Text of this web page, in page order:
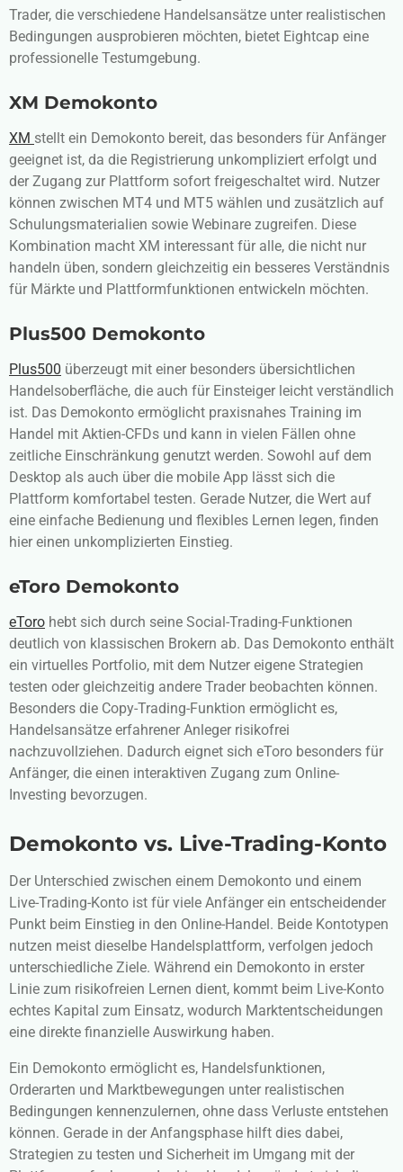
Trader, die verschiedene Handelsansätze unter realistischen
Bedingungen ausprobieren möchten, bietet Eightcap eine
professionelle Testumgebung.
XM Demokonto
XM stellt ein Demokonto bereit, das besonders für Anfänger
geeignet ist, da die Registrierung unkompliziert erfolgt und
der Zugang zur Plattform sofort freigeschaltet wird. Nutzer
können zwischen MT4 und MT5 wählen und zusätzlich auf
Schulungsmaterialien sowie Webinare zugreifen. Diese
Kombination macht XM interessant für alle, die nicht nur
handeln üben, sondern gleichzeitig ein besseres Verständnis
für Märkte und Plattformfunktionen entwickeln möchten.
Plus500 Demokonto
Plus500 überzeugt mit einer besonders übersichtlichen
Handelsoberfläche, die auch für Einsteiger leicht verständlich
ist. Das Demokonto ermöglicht praxisnahes Training im
Handel mit Aktien-CFDs und kann in vielen Fällen ohne
zeitliche Einschränkung genutzt werden. Sowohl auf dem
Desktop als auch über die mobile App lässt sich die
Plattform komfortabel testen. Gerade Nutzer, die Wert auf
eine einfache Bedienung und flexibles Lernen legen, finden
hier einen unkomplizierten Einstieg.
eToro Demokonto
eToro hebt sich durch seine Social-Trading-Funktionen
deutlich von klassischen Brokern ab. Das Demokonto enthält
ein virtuelles Portfolio, mit dem Nutzer eigene Strategien
testen oder gleichzeitig andere Trader beobachten können.
Besonders die Copy-Trading-Funktion ermöglicht es,
Handelsansätze erfahrener Anleger risikofrei
nachzuvollziehen. Dadurch eignet sich eToro besonders für
Anfänger, die einen interaktiven Zugang zum Online-
Investing bevorzugen.
Demokonto vs. Live-Trading-Konto
Der Unterschied zwischen einem Demokonto und einem
Live-Trading-Konto ist für viele Anfänger ein entscheidender
Punkt beim Einstieg in den Online-Handel. Beide Kontotypen
nutzen meist dieselbe Handelsplattform, verfolgen jedoch
unterschiedliche Ziele. Während ein Demokonto in erster
Linie zum risikofreien Lernen dient, kommt beim Live-Konto
echtes Kapital zum Einsatz, wodurch Marktentscheidungen
eine direkte finanzielle Auswirkung haben.
Ein Demokonto ermöglicht es, Handelsfunktionen,
Orderarten und Marktbewegungen unter realistischen
Bedingungen kennenzulernen, ohne dass Verluste entstehen
können. Gerade in der Anfangsphase hilft dies dabei,
Strategien zu testen und Sicherheit im Umgang mit der